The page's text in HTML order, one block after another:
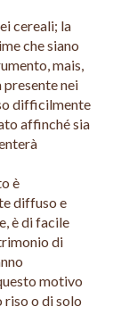
cereali; la
che siano
mais,
presente nei
difficilmente
affinché sia
è
diffuso e
è di facile
di
motivo
riso o di solo